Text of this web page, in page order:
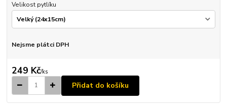
Velikost pytlíku
Nejsme plátci DPH
249 Kč/ks
Přidat do košíku